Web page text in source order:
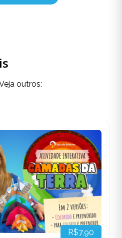
outros:
R$7,90